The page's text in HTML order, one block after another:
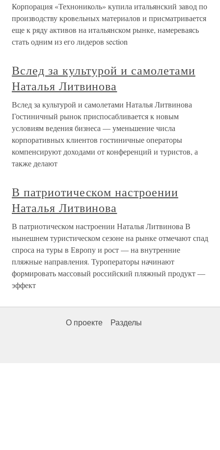
Корпорация «Технониколь» купила итальянский завод по
производству кровельных материалов и присматривается
еще к ряду активов на итальянском рынке, намереваясь
стать одним из его лидеров section
Вслед за культурой и самолетами
Наталья Литвинова
Вслед за культурой и самолетами Наталья Литвинова
Гостиничный рынок приспосабливается к новым
условиям ведения бизнеса — уменьшение числа
корпоративных клиентов гостиничные операторы
компенсируют доходами от конференций и туристов, а
также делают
В патриотическом настроении
Наталья Литвинова
В патриотическом настроении Наталья Литвинова В
нынешнем туристическом сезоне на рынке отмечают спад
спроса на туры в Европу и рост — на внутренние
пляжные направления. Туроператоры начинают
формировать массовый российский пляжный продукт —
эффект
О проекте Разделы